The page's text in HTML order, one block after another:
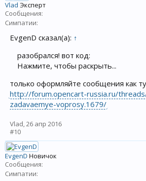
Vlad Эксперт
Сообщения:
Симпатии:
EvgenD сказал(а): ↑
разобрался! вот код:
Нажмите, чтобы раскрыть...
только оформляйте сообщения как
http://forum.opencart-russia.ru/
zadavaemye-voprosy.1679/
Vlad,26 апр 2016
#10
EvgenD Новичок
Сообщения:
Симпатии: